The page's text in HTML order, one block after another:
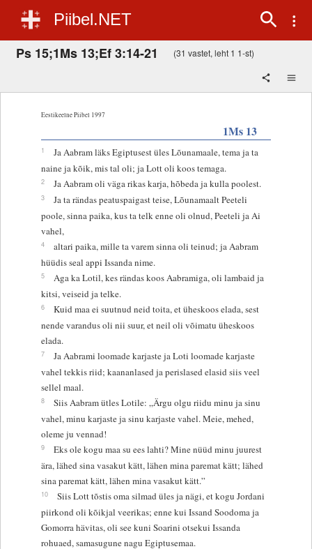
Piibel.NET
Ps 15;1Ms 13;Ef 3:14-21 (31 vastet, leht 1 1-st)
Eestikeelne Piibel 1997
1Ms 13
1
Ja Aabram läks Egiptusest üles Lõunamaale, tema ja ta
naine ja kõik, mis tal oli; ja Lott oli koos temaga.
2 Ja Aabram oli väga rikas karja, hõbeda ja kulla poolest.
3
Ja ta rändas peatuspaigast teise, Lõunamaalt Peeteli
poole, sinna paika, kus ta telk enne oli olnud, Peeteli ja Ai
vahel,
4
altari paika, mille ta varem sinna oli teinud; ja Aabram
hüüdis seal appi Issanda nime.
5
Aga ka Lotil, kes rändas koos Aabramiga, oli lambaid ja
kitsi, veiseid ja telke.
6
Kuid maa ei suutnud neid toita, et üheskoos elada, sest
nende varandus oli nii suur, et neil oli võimatu üheskoos
elada.
7
Ja Aabrami loomade karjaste ja Loti loomade karjaste
vahel tekkis riid; kaananlased ja perislased elasid siis veel
sellel maal.
8
Siis Aabram ütles Lotile: „Ärgu olgu riidu minu ja sinu
vahel, minu karjaste ja sinu karjaste vahel. Meie, mehed,
oleme ju vennad!
9
Eks ole kogu maa su ees lahti? Mine nüüd minu juurest
ära, lähed sina vasakut kätt, lähen mina paremat kätt; lähed
sina paremat kätt, lähen mina vasakut kätt.”
10
Siis Lott tõstis oma silmad üles ja nägi, et kogu Jordani
piirkond oli kõikjal veerikas; enne kui Issand Soodoma ja
Gomorra hävitas, oli see kuni Soarini otsekui Issanda
rohuaed, samasugune nagu Egiptusemaa.